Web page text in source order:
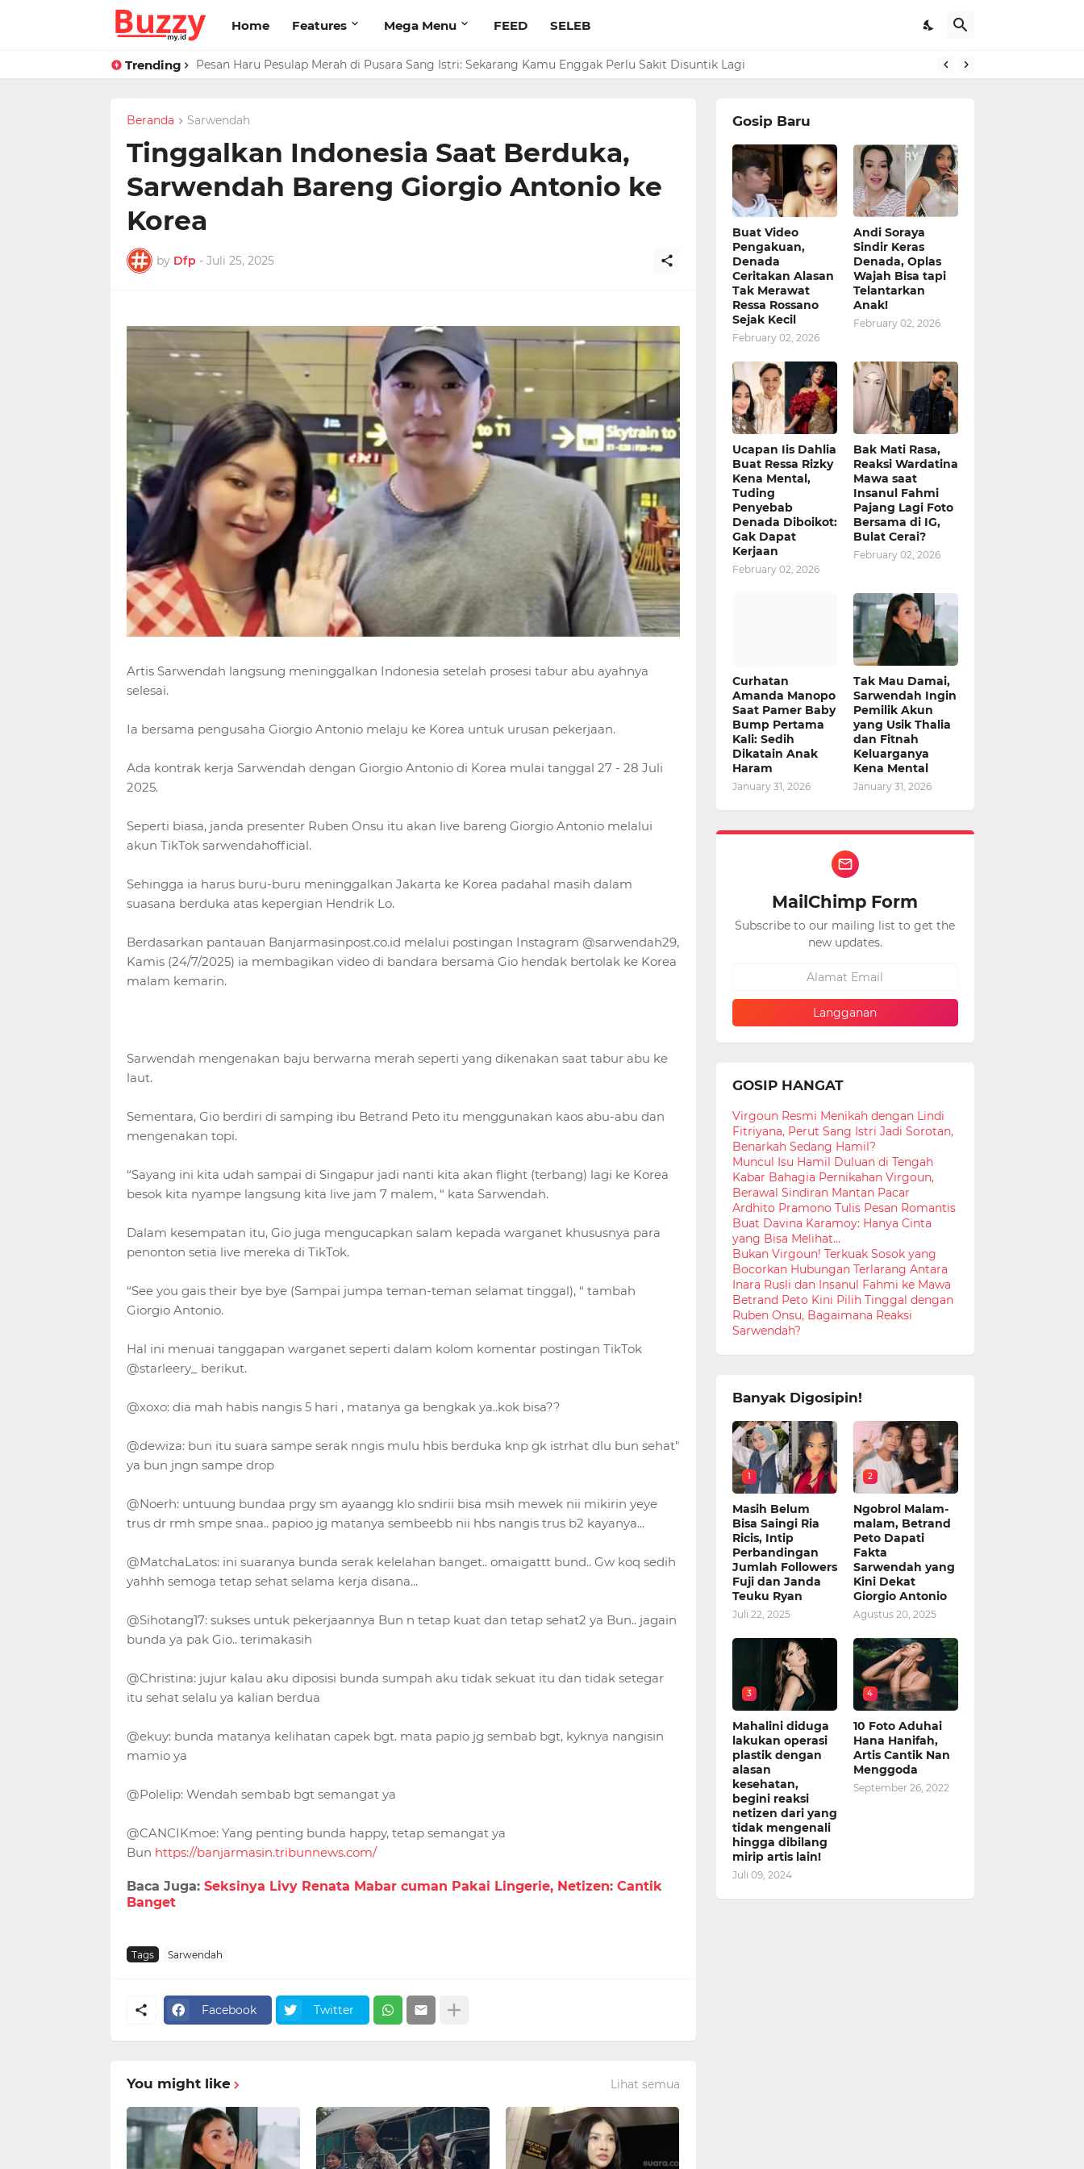
Home Features Mega Menu FEED SELEB
Trending Pesan Haru Pesulap Merah di Pusara Sang Istri: Sekarang Kamu Enggak Perlu Sakit Disuntik Lagi
Raffi Ahmad Masih di LN, Kirim Rp 1 M ke Jeje Buat Korban Longsor Bandung Barat
Beranda Sarwendah
Tinggalkan Indonesia Saat Berduka,
Sarwendah Bareng Giorgio Antonio ke
Korea
by Dfp - Juli 25, 2025
Artis Sarwendah langsung meninggalkan Indonesia setelah prosesi tabur abu ayahnya
selesai.
Ia bersama pengusaha Giorgio Antonio melaju ke Korea untuk urusan pekerjaan.
Ada kontrak kerja Sarwendah dengan Giorgio Antonio di Korea mulai tanggal 27 - 28 Juli
2025.
Seperti biasa, janda presenter Ruben Onsu itu akan live bareng Giorgio Antonio melalui
akun TikTok sarwendahofficial.
Sehingga ia harus buru-buru meninggalkan Jakarta ke Korea padahal masih dalam
suasana berduka atas kepergian Hendrik Lo.
Berdasarkan pantauan Banjarmasinpost.co.id melalui postingan Instagram @sarwendah29,
Kamis (24/7/2025) ia membagikan video di bandara bersama Gio hendak bertolak ke Korea
malam kemarin.
Sarwendah mengenakan baju berwarna merah seperti yang dikenakan saat tabur abu ke
laut.
Sementara, Gio berdiri di samping ibu Betrand Peto itu menggunakan kaos abu-abu dan
mengenakan topi.
“Sayang ini kita udah sampai di Singapur jadi nanti kita akan flight (terbang) lagi ke Korea
besok kita nyampe langsung kita live jam 7 malem, “ kata Sarwendah.
Dalam kesempatan itu, Gio juga mengucapkan salam kepada warganet khususnya para
penonton setia live mereka di TikTok.
“See you gais their bye bye (Sampai jumpa teman-teman selamat tinggal), “ tambah
Giorgio Antonio.
Hal ini menuai tanggapan warganet seperti dalam kolom komentar postingan TikTok
@starleery_ berikut.
@xoxo: dia mah habis nangis 5 hari , matanya ga bengkak ya..kok bisa??
@dewiza: bun itu suara sampe serak nngis mulu hbis berduka knp gk istrhat dlu bun sehat"
ya bun jngn sampe drop
@Noerh: untuung bundaa prgy sm ayaangg klo sndirii bisa msih mewek nii mikirin yeye
trus dr rmh smpe snaa.. papioo jg matanya sembeebb nii hbs nangis trus b2 kayanya...
@MatchaLatos: ini suaranya bunda serak kelelahan banget.. omaigattt bund.. Gw koq sedih
yahhh semoga tetap sehat selama kerja disana...
@Sihotang17: sukses untuk pekerjaannya Bun n tetap kuat dan tetap sehat2 ya Bun.. jagain
bunda ya pak Gio.. terimakasih
@Christina: jujur kalau aku diposisi bunda sumpah aku tidak sekuat itu dan tidak setegar
itu sehat selalu ya kalian berdua
@ekuy: bunda matanya kelihatan capek bgt. mata papio jg sembab bgt, kyknya nangisin
mamio ya
@Polelip: Wendah sembab bgt semangat ya
@CANCIKmoe: Yang penting bunda happy, tetap semangat ya
Bun https://banjarmasin.tribunnews.com/
Baca Juga: Seksinya Livy Renata Mabar cuman Pakai Lingerie, Netizen: Cantik
Banget
Tags Sarwendah
Facebook Twitter
You might like Lihat semua
Gosip Baru
Buat Video
Pengakuan,
Denada
Ceritakan Alasan
Tak Merawat
Ressa Rossano
Sejak Kecil
February 02, 2026
Andi Soraya
Sindir Keras
Denada, Oplas
Wajah Bisa tapi
Telantarkan
Anak!
February 02, 2026
Ucapan Iis Dahlia
Buat Ressa Rizky
Kena Mental,
Tuding
Penyebab
Denada Diboikot:
Gak Dapat
Kerjaan
February 02, 2026
Bak Mati Rasa,
Reaksi Wardatina
Mawa saat
Insanul Fahmi
Pajang Lagi Foto
Bersama di IG,
Bulat Cerai?
February 02, 2026
Curhatan
Amanda Manopo
Saat Pamer Baby
Bump Pertama
Kali: Sedih
Dikatain Anak
Haram
January 31, 2026
Tak Mau Damai,
Sarwendah Ingin
Pemilik Akun
yang Usik Thalia
dan Fitnah
Keluarganya
Kena Mental
January 31, 2026
MailChimp Form
Subscribe to our mailing list to get the
new updates.
GOSIP HANGAT
Virgoun Resmi Menikah dengan Lindi
Fitriyana, Perut Sang Istri Jadi Sorotan,
Benarkah Sedang Hamil?
Muncul Isu Hamil Duluan di Tengah
Kabar Bahagia Pernikahan Virgoun,
Berawal Sindiran Mantan Pacar
Ardhito Pramono Tulis Pesan Romantis
Buat Davina Karamoy: Hanya Cinta
yang Bisa Melihat...
Bukan Virgoun! Terkuak Sosok yang
Bocorkan Hubungan Terlarang Antara
Inara Rusli dan Insanul Fahmi ke Mawa
Betrand Peto Kini Pilih Tinggal dengan
Ruben Onsu, Bagaimana Reaksi
Sarwendah?
Banyak Digosipin!
1
Masih Belum
Bisa Saingi Ria
Ricis, Intip
Perbandingan
Jumlah Followers
Fuji dan Janda
Teuku Ryan
Juli 22, 2025
2
Ngobrol Malam-
malam, Betrand
Peto Dapati
Fakta
Sarwendah yang
Kini Dekat
Giorgio Antonio
Agustus 20, 2025
3
Mahalini diduga
lakukan operasi
plastik dengan
alasan
kesehatan,
begini reaksi
netizen dari yang
tidak mengenali
hingga dibilang
mirip artis lain!
Juli 09, 2024
4
10 Foto Aduhai
Hana Hanifah,
Artis Cantik Nan
Menggoda
September 26, 2022